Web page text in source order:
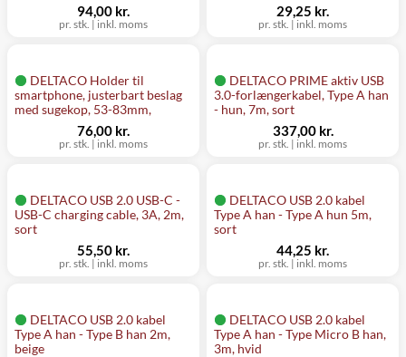
pr. stk. | inkl. moms
94,00 kr.
pr. stk. | inkl. moms
29,25 kr.
DELTACO Holder til
smartphone, justerbart beslag
med sugekop, 53-83mm,
pr. stk. | inkl. moms
76,00 kr.
DELTACO PRIME aktiv USB
3.0-forlængerkabel, Type A han
- hun, 7m, sort
pr. stk. | inkl. moms
337,00 kr.
DELTACO USB 2.0 USB-C -
USB-C charging cable, 3A, 2m,
sort
pr. stk. | inkl. moms
55,50 kr.
DELTACO USB 2.0 kabel
Type A han - Type A hun 5m,
sort
pr. stk. | inkl. moms
44,25 kr.
DELTACO USB 2.0 kabel
Type A han - Type B han 2m,
beige
DELTACO USB 2.0 kabel
Type A han - Type Micro B han,
3m, hvid